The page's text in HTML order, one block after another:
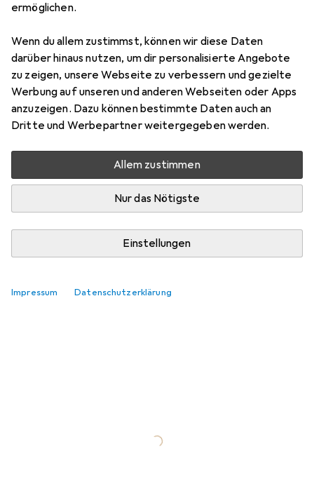
ermöglichen.
Wenn du allem zustimmst, können wir diese Daten
darüber hinaus nutzen, um dir personalisierte Angebote
zu zeigen, unsere Webseite zu verbessern und gezielte
Werbung auf unseren und anderen Webseiten oder Apps
anzuzeigen. Dazu können bestimmte Daten auch an
Dritte und Werbepartner weitergegeben werden.
Allem zustimmen
Nur das Nötigste
Einstellungen
Impressum Datenschutzerklärung